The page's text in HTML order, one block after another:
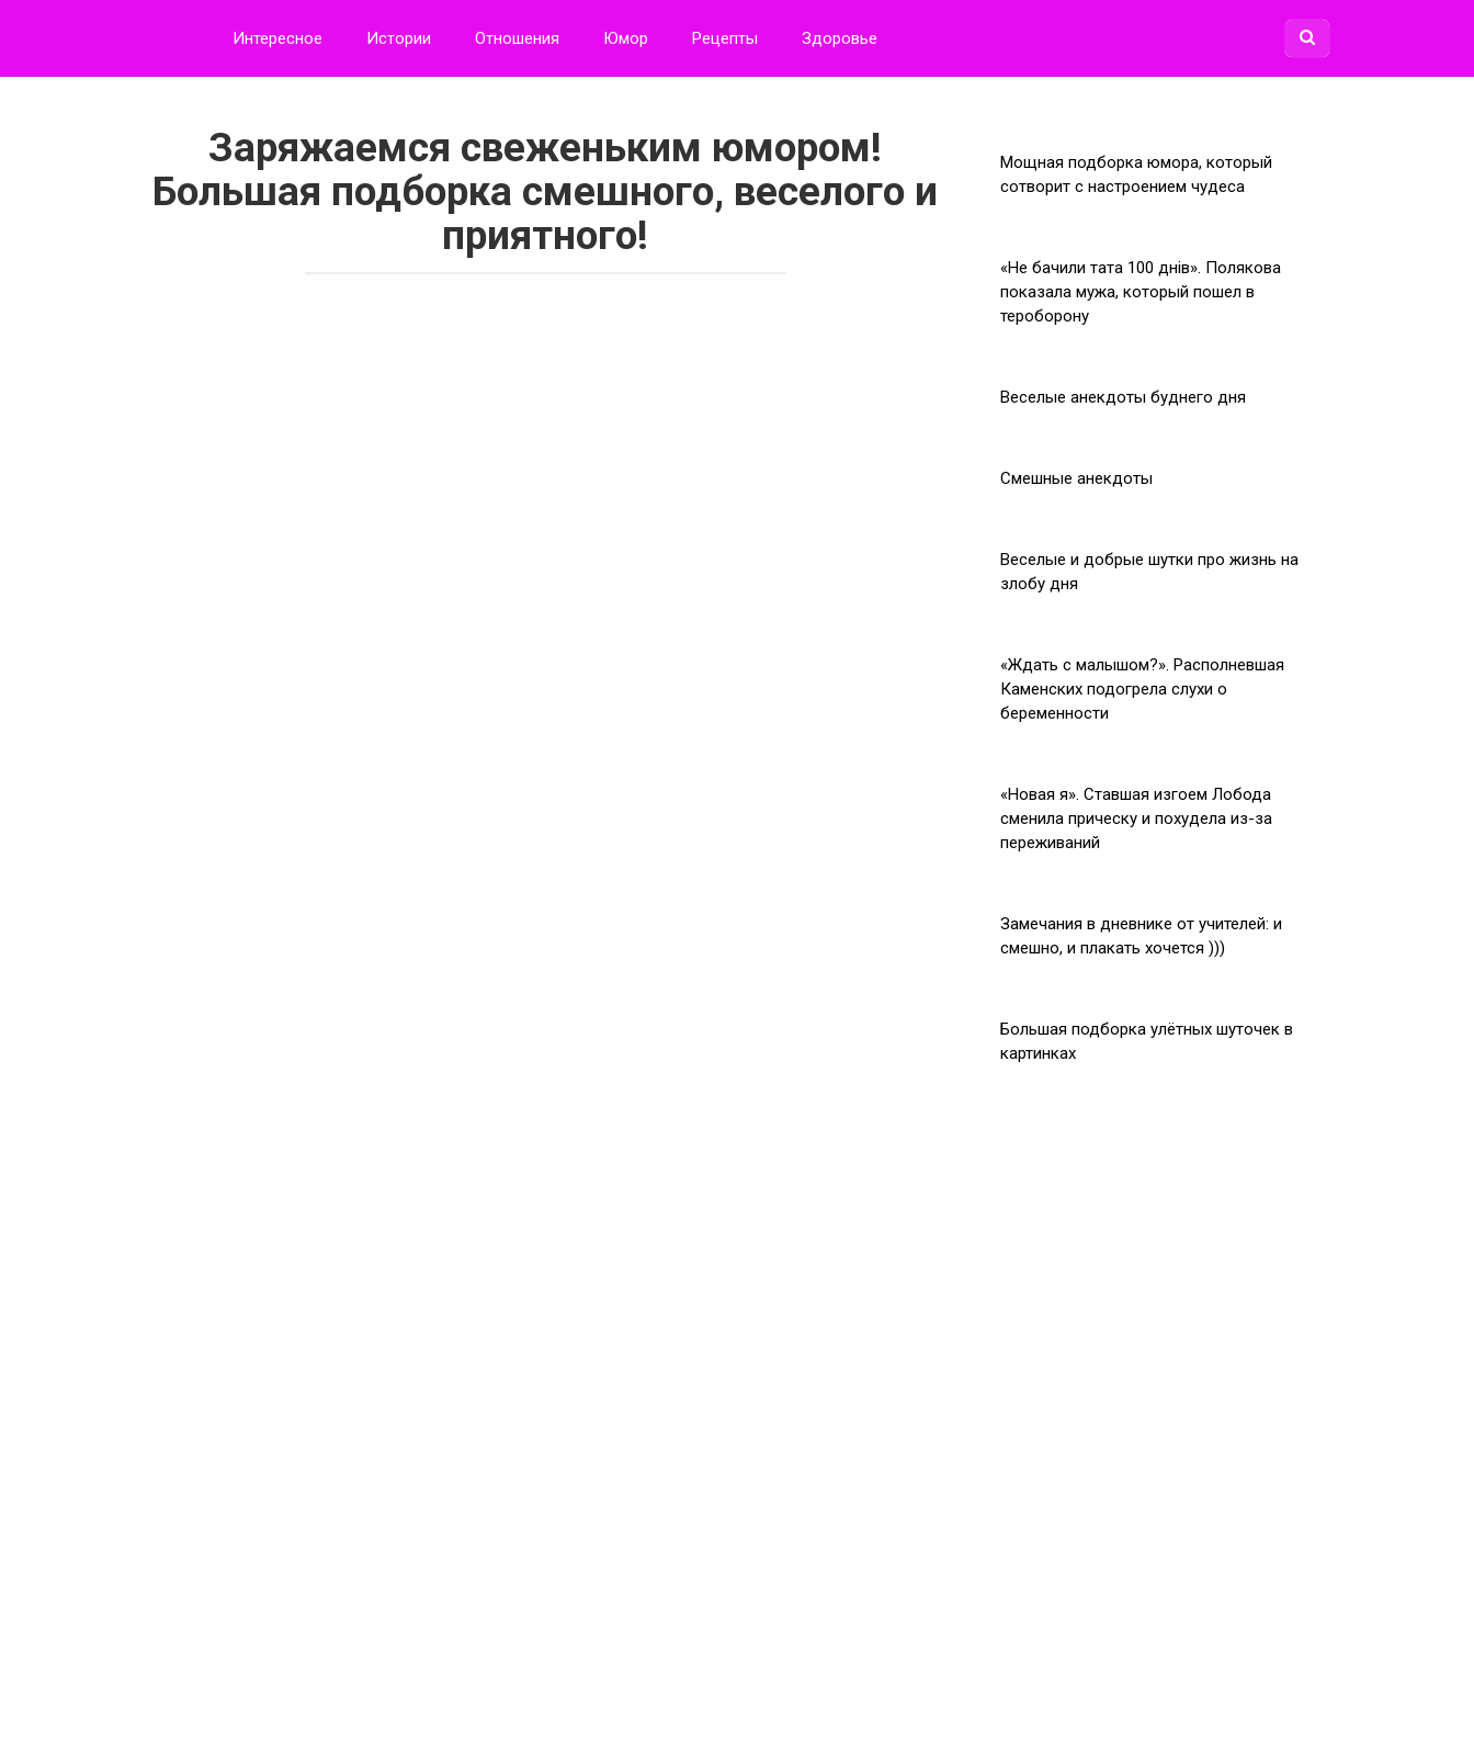
Интересное Истории Отношения Юмор Рецепты Здоровье
Заряжаемся свеженьким юмором!
Большая подборка смешного, веселого и
приятного!
Мощная подборка юмора, который
сотворит с настроением чудеса
«Не бачили тата 100 днiв». Полякова
показала мужа, который пошел в
тероборону
Веселые анекдоты буднего дня
Смешные анекдоты
Веселые и добрые шутки про жизнь на
злобу дня
«Ждать с малышом?». Располневшая
Каменских подогрела слухи о
беременности
«Новая я». Ставшая изгоем Лобода
сменила прическу и похудела из-за
переживаний
Замечания в дневнике от учителей: и
смешно, и плакать хочется )))
Большая подборка улётных шуточек в
картинках